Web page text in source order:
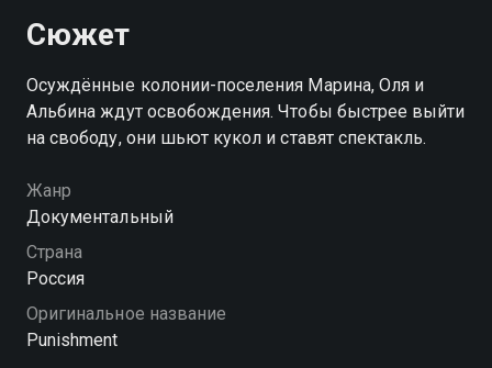
Сюжет
Осуждённые колонии-поселения Марина, Оля и
Альбина ждут освобождения. Чтобы быстрее выйти
на свободу, они шьют кукол и ставят спектакль.
Жанр
Документальный
Страна
Россия
Оригинальное название
Punishment